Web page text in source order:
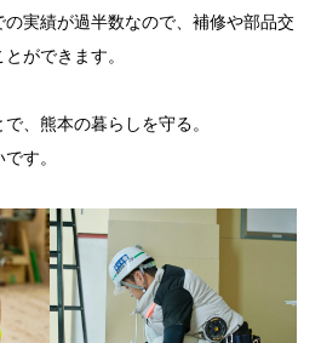
実績が過半数なので、補修や部品交
ができます。
、熊本の暮らしを守る。
す。